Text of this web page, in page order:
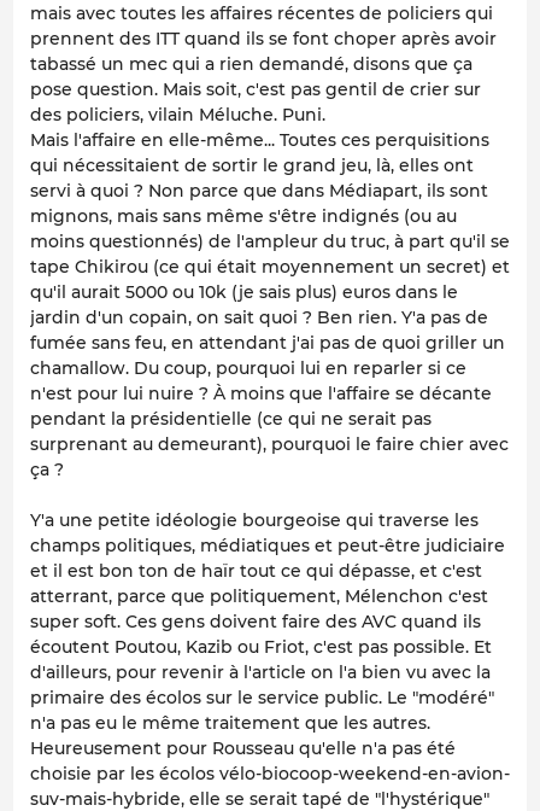
mais avec toutes les affaires récentes de policiers qui
prennent des ITT quand ils se font choper après avoir
tabassé un mec qui a rien demandé, disons que ça
pose question. Mais soit, c'est pas gentil de crier sur
des policiers, vilain Méluche. Puni.
Mais l'affaire en elle-même... Toutes ces perquisitions
qui nécessitaient de sortir le grand jeu, là, elles ont
servi à quoi ? Non parce que dans Médiapart, ils sont
mignons, mais sans même s'être indignés (ou au
moins questionnés) de l'ampleur du truc, à part qu'il se
tape Chikirou (ce qui était moyennement un secret) et
qu'il aurait 5000 ou 10k (je sais plus) euros dans le
jardin d'un copain, on sait quoi ? Ben rien. Y'a pas de
fumée sans feu, en attendant j'ai pas de quoi griller un
chamallow. Du coup, pourquoi lui en reparler si ce
n'est pour lui nuire ? À moins que l'affaire se décante
pendant la présidentielle (ce qui ne serait pas
surprenant au demeurant), pourquoi le faire chier avec
ça ?
Y'a une petite idéologie bourgeoise qui traverse les
champs politiques, médiatiques et peut-être judiciaire
et il est bon ton de haïr tout ce qui dépasse, et c'est
atterrant, parce que politiquement, Mélenchon c'est
super soft. Ces gens doivent faire des AVC quand ils
écoutent Poutou, Kazib ou Friot, c'est pas possible. Et
d'ailleurs, pour revenir à l'article on l'a bien vu avec la
primaire des écolos sur le service public. Le "modéré"
n'a pas eu le même traitement que les autres.
Heureusement pour Rousseau qu'elle n'a pas été
choisie par les écolos vélo-biocoop-weekend-en-avion-
suv-mais-hybride, elle se serait tapé de "l'hystérique"